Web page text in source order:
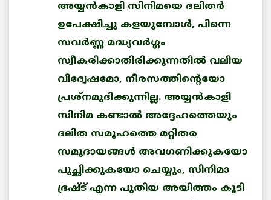
അയ്യന്‍കാളി സിനിമയെ ദലിതര്‍
ഉപേക്ഷിച്ചു കളയുമ്പോള്‍, പിന്നെ
സവര്‍ണ്ണ മദ്ധ്യവര്‍ഗ്ഗം
സ്വീകരിക്കാതിരിക്കുന്നതില്‍ വലിയ
വിദ്വേഷമോ, നീരസത്തിന്റെയോ
പ്രശ്‌നമുദിക്കുന്നില്ല. അയ്യന്‍കാളി
സിനിമ കണ്ടാല്‍ അദ്ദേഹത്തെയും
ദലിത സമൂഹത്തെ മറ്റിതര
സമുദായങ്ങള്‍ അവഗണിക്കുകയോ
പുച്ഛിക്കുകയോ ചെയ്യും, സിനിമാ
ഭ്രഷ്ട് എന്ന പുതിയ അയിത്തം കൂടി